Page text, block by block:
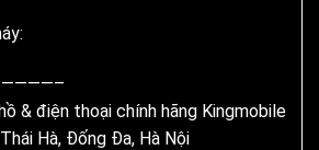
& điện thoại chính hãng Kingmobile
Hà, Đống Đa, Hà Nội